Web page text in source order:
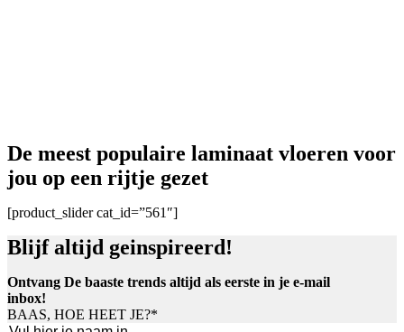
De meest populaire laminaat vloeren voor
jou op een rijtje gezet
[product_slider cat_id=”561″]
Blijf altijd geinspireerd!
Ontvang De baaste trends altijd als eerste in je e-mail
inbox!
BAAS, HOE HEET JE?*